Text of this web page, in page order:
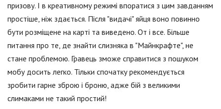
призову. І в креативному режимі впоратися з цим завданням
простіше, ніж здається. Після "видачі" яйця воно повинно
бути розміщене на карті та виведено. От і все. Більше
питання про те, де знайти слизняка в "Майнкрафте", не
стане проблемою. Гравець зможе справитися з пошуком
мобу досить легко. Тільки спочатку рекомендується
зробити гарне зброю і броню, адже бій з великими
слимаками не такий простий!